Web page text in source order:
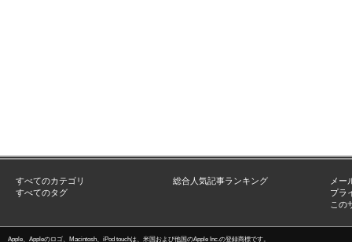
すべてのカテゴリ
すべてのタグ
総合人気記事ランキング
メー
プラ
この
Apple、Appleのロゴ、Macintosh、iPod touchは、米国および他国のApple Inc.の登録商標です。